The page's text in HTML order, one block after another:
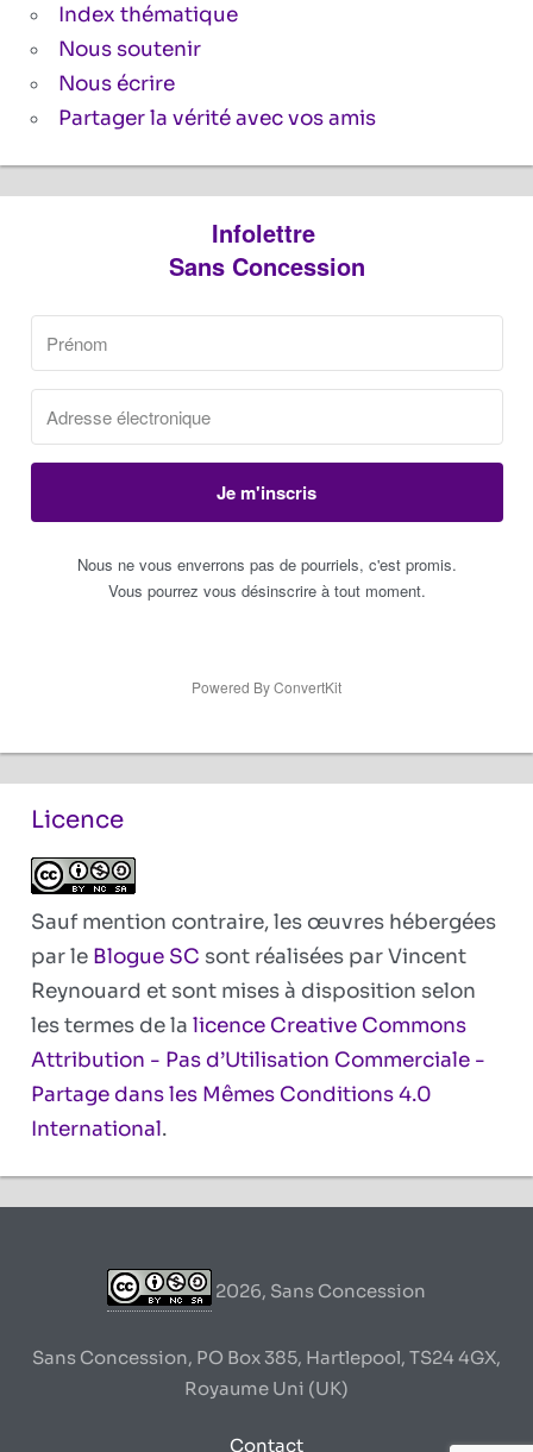
Index thématique
Nous soutenir
Nous écrire
Partager la vérité avec vos amis
Infolettre
Sans Concession
Je m'inscris
Nous ne vous enverrons pas de pourriels, c'est promis.
Vous pourrez vous désinscrire à tout moment.
Powered By ConvertKit
Licence
Sauf mention contraire, les œuvres hébergées
par le Blogue SC sont réalisées par Vincent
Reynouard et sont mises à disposition selon
les termes de la licence Creative Commons
Attribution - Pas d’Utilisation Commerciale -
Partage dans les Mêmes Conditions 4.0
International.
2026, Sans Concession
Sans Concession, PO Box 385, Hartlepool, TS24 4GX,
Royaume Uni (UK)
Contact